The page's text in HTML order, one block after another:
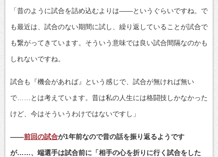
「昔のように試合を詰め込むよりは――というぐらいですね。で
も最近は、試合のない期間に試し、繰り返していることが試合で
も繋がってきています。そういう意味では良い試合間隔なのかも
しれないですね。
試合も『機会があれば』という感じで、試合が無ければ無い
で……とは考えています。昔は私の人生には格闘技しかなかった
けど、今はそういうわけではないですし」
――前回の試合が1年前なので昔の話を振り返るようです
が……、端選手は試合前に「相手の心を折りに行く試合をした